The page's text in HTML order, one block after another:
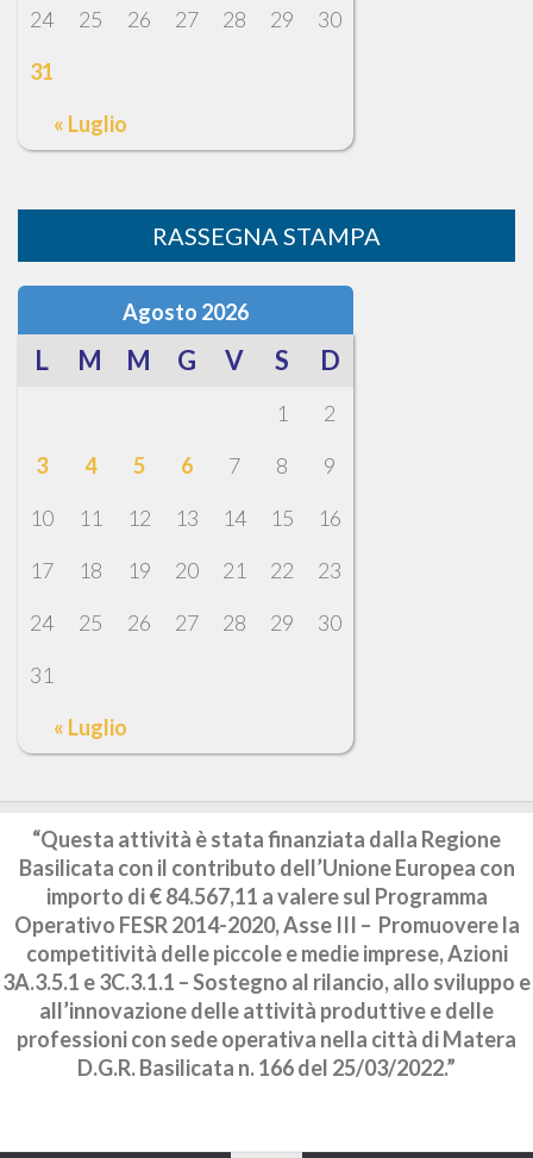
« Luglio
24
25 26 27 28 29
30
31
RASSEGNA STAMPA
Agosto 2026
L M M G V S D
« Luglio
1
2
3
4 5 6 7 8
9
10
11 12 13 14 15
16
17
18 19 20 21 22
23
24
25 26 27 28 29
30
31
“Questa attività è stata finanziata dalla Regione
Basilicata con il contributo dell’Unione Europea con
importo di € 84.567,11 a valere sul Programma
Operativo FESR 2014-2020, Asse III – Promuovere la
competitività delle piccole e medie imprese, Azioni
3A.3.5.1 e 3C.3.1.1 – Sostegno al rilancio, allo sviluppo e
all’innovazione delle attività produttive e delle
professioni con sede operativa nella città di Matera
D.G.R. Basilicata n. 166 del 25/03/2022.”